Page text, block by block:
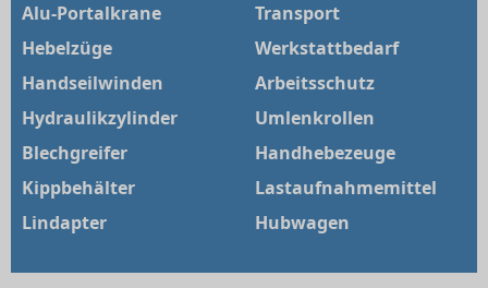
Alu-Portalkrane
Hebelzüge
Handseilwinden
Hydraulikzylinder
Blechgreifer
Kippbehälter
Lindapter
Transport
Werkstattbedarf
Arbeitsschutz
Umlenkrollen
Handhebezeuge
Lastaufnahmemittel
Hubwagen